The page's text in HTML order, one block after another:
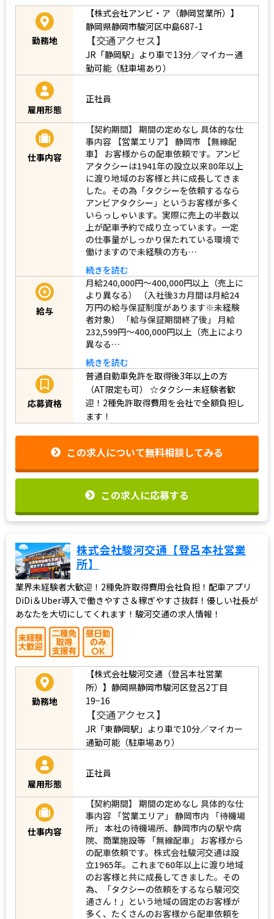
勤務地
【株式会社アンビ・ア（静岡営業所）】
静岡県静岡市駿河区中島687-1
【交通アクセス】
JR「静岡駅」より車で13分／マイカー通
勤可能（駐車場あり）
雇用形態
正社員
仕事内容
【契約期間】 期間の定めなし 具体的な仕
事内容 【営業エリア】 静岡市 【無線配
車】 お客様からの配車依頼です。アンビ
アタクシーは1941年の設立以来80年以上
に渡り地域のお客様と共に成長してきま
した。その為「タクシーを依頼するなら
アンビアタクシー」というお客様が多く
いらっしゃいます。実際に売上の半数以
上が配車予約で成り立っています。一定
の仕事量がしっかり保たれている環境で
働けますので未経験の方も…
続きを読む
給与
月給240,000円～400,000円以上（売上に
より異なる） （入社後3カ月間は月給24
万円の給与保証制度があります※未経験
者対象） 「給与保証期間終了後」 月給
232,599円～400,000円以上（売上により
異なる…
続きを読む
応募資格
普通自動車免許を取得後3年以上の方
（AT限定も可）
☆タクシー未経験者歓
迎！2種免許取得費用を会社で全額負担し
ます！
この求人について無料相談してみる
この求人に応募する
株式会社駿河交通【登呂本社営業
所】
業界未経験者大歓迎！2種免許取得費用会社負担！配車アプリ
DiDi＆Uber導入で働きやすさ＆稼ぎやすさ抜群！優しい社長が
あなたを大切にしてくれます！駿河交通の求人情報！
勤務地
【株式会社駿河交通（登呂本社営業
所）】静岡県静岡市駿河区登呂2丁目
19−16
【交通アクセス】
JR「東静岡駅」より車で10分／マイカー
通勤可能（駐車場あり）
雇用形態
正社員
仕事内容
【契約期間】 期間の定めなし 具体的な仕
事内容 「営業エリア」 静岡市内 「待機場
所」 本社の待機場所、静岡市内の駅や病
院、商業施設等 「無線配車」 お客様から
の配車依頼です。株式会社駿河交通は設
立1965年。これまで60年以上に渡り地域
のお客様と共に成長してきました。その
為、「タクシーの依頼をするなら駿河交
通さん！」という地域の固定のお客様が
多く、たくさんのお客様から配車依頼を